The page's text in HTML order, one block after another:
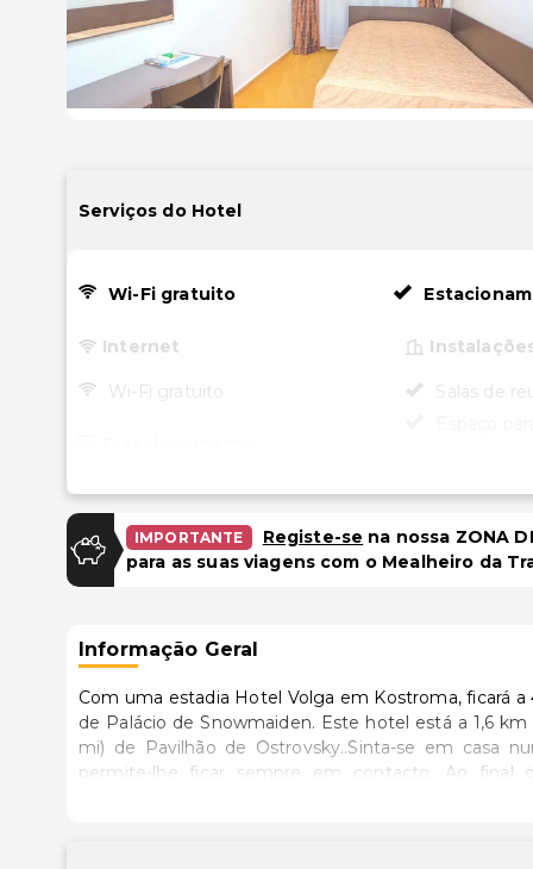
Serviços do Hotel
Wi-Fi gratuito
Internet
Wi-Fi gratuito
Estacionamento gratuito
Salas de
– não
IMPORTANTE Registe-se na nossa ZONA
para as suas viagens com o Mealheiro da
Informação Geral
Com uma estadia Hotel Volga em Kostroma, ficará
de Palácio de Snowmaiden. Este hotel está a 1,6 km (1 mi) de Planetário Regional de Kostroma e a 1,9 km (1,2
mi) de Pavilhão de Ostrovsky..Sinta-se em casa
permite-lhe ficar sempre em contacto. Ao final
comodidades incluem ainda uma mesa de